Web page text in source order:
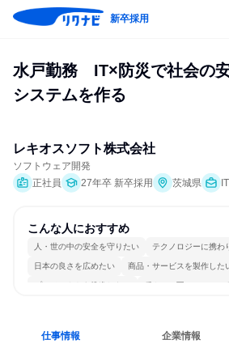
新卒採用
水戸勤務　IT×防災で社会の
システムを作る
レキオスソフト株式会社
ソフトウェア開発
正社員
27年卒 新卒採用 茨城県 IT
こんな人におすすめ
人・世の中の安全を守りたい テクノロジーに携わ
日本の良さを広めたい 商品・サービスを製作した
プロジェクトを推進したい 穏やかで互いのペース
仕事情報 企業情報